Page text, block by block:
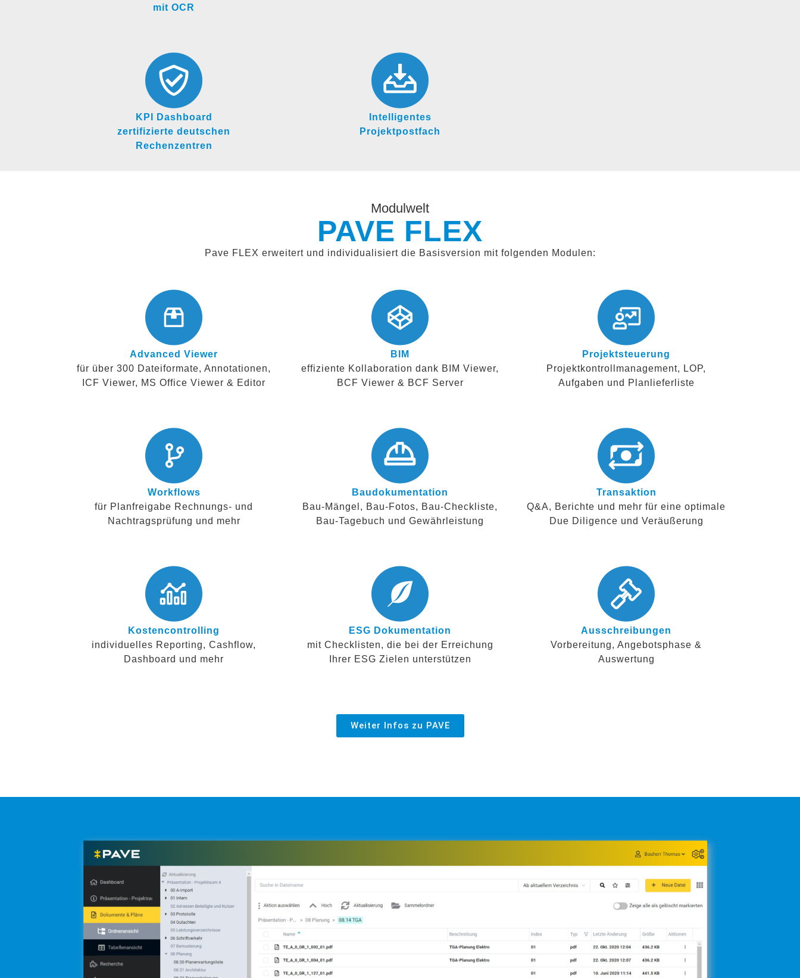
mit OCR
KPI Dashboard
zertifizierte deutschen
Rechenzentren
Intelligentes
Projektpostfach
Modulwelt
PAVE FLEX
Pave FLEX erweitert und individualisiert die Basisversion mit folgenden Modulen:
Advanced Viewer
für über 300 Dateiformate, Annotationen,
ICF Viewer, MS Office Viewer & Editor
BIM
effiziente Kollaboration dank BIM Viewer,
BCF Viewer & BCF Server
Projektsteuerung
Projektkontrollmanagement, LOP,
Aufgaben und Planlieferliste
Workflows
für Planfreigabe Rechnungs- und
Nachtragsprüfung und mehr
Baudokumentation
Bau-Mängel, Bau-Fotos, Bau-Checkliste,
Bau-Tagebuch und Gewährleistung
Transaktion
Q&A, Berichte und mehr für eine optimale
Due Diligence und Veräußerung
Kostencontrolling
individuelles Reporting, Cashflow,
Dashboard und mehr
ESG Dokumentation
mit Checklisten, die bei der Erreichung
Ihrer ESG Zielen unterstützen
Ausschreibungen
Vorbereitung, Angebotsphase &
Auswertung
Weiter Infos zu PAVE